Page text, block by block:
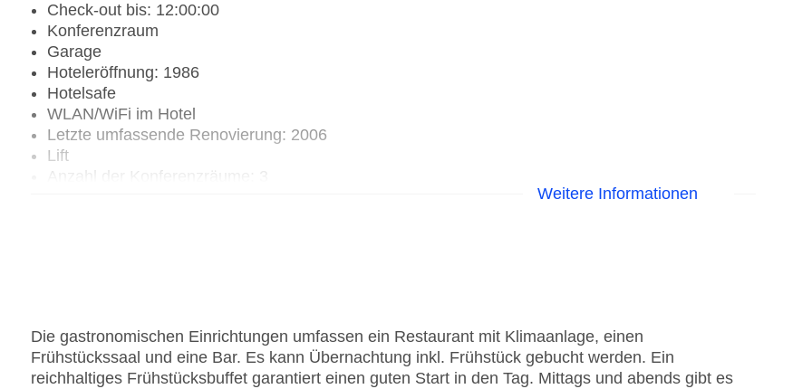
Check-out bis: 12:00:00
Konferenzraum
Garage
Hoteleröffnung: 1986
Hotelsafe
WLAN/WiFi im Hotel
Letzte umfassende Renovierung: 2006
Lift
Anzahl der Konferenzräume: 3
Weitere Informationen
Die gastronomischen Einrichtungen umfassen ein Restaurant mit Klimaanlage, einen
Frühstückssaal und eine Bar. Es kann Übernachtung inkl. Frühstück gebucht werden. Ein
reichhaltiges Frühstücksbuffet garantiert einen guten Start in den Tag. Mittags und abends gibt es